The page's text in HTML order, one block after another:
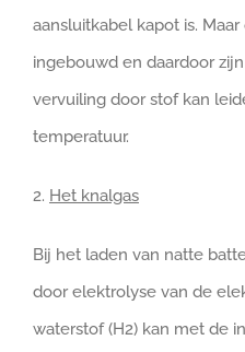
aansluitkabel kapot is.
ingebouwd en daardoor
vervuiling door stof kan
temperatuur.
2. Het knalgas
Bij het laden van natte
door elektrolyse van de
waterstof (H2) kan met de